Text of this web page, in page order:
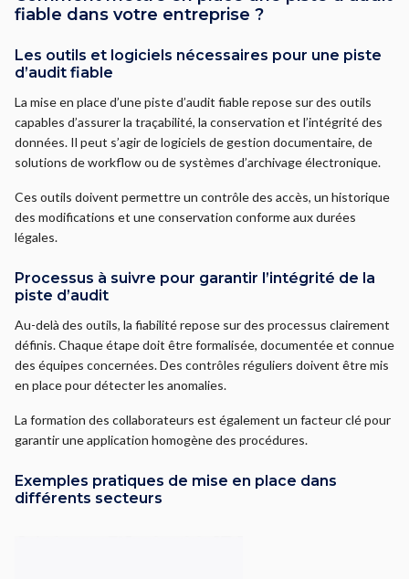
fiable dans votre entreprise ?
Les outils et logiciels nécessaires pour une piste
d’audit fiable
La mise en place d’une piste d’audit fiable repose sur des outils
capables d’assurer la traçabilité, la conservation et l’intégrité des
données. Il peut s’agir de logiciels de gestion documentaire, de
solutions de workflow ou de systèmes d’archivage électronique.
Ces outils doivent permettre un contrôle des accès, un historique
des modifications et une conservation conforme aux durées
légales.
Processus à suivre pour garantir l’intégrité de la
piste d’audit
Au-delà des outils, la fiabilité repose sur des processus clairement
définis. Chaque étape doit être formalisée, documentée et connue
des équipes concernées. Des contrôles réguliers doivent être mis
en place pour détecter les anomalies.
La formation des collaborateurs est également un facteur clé pour
garantir une application homogène des procédures.
Exemples pratiques de mise en place dans
différents secteurs